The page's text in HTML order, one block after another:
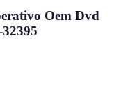
Oem Dvd